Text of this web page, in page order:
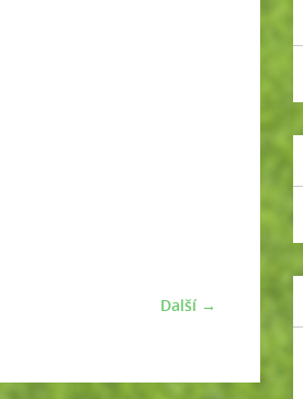
Další →